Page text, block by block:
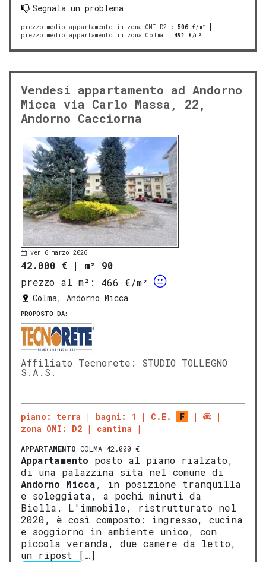
Segnala un problema
prezzo medio appartamento in zona OMI D2 : 506 €/m²
prezzo medio appartamento in zona Colma : 491 €/m²
Vendesi appartamento ad Andorno
Micca via Carlo Massa, 22,
Andorno Cacciorna
ven 6 marzo 2026
42.000 € | m² 90
prezzo al m²:
466 €/m²
Colma, Andorno Micca
PROPOSTO DA:
Affiliato Tecnorete: STUDIO TOLLEGNO
S.A.S.
piano: terra bagni: 1 C.E.
F
zona OMI: D2
cantina
APPARTAMENTO COLMA 42.000 €
Appartamento posto al piano rialzato,
di una palazzina sita nel comune di
Andorno Micca, in posizione tranquilla
e soleggiata, a pochi minuti da
Biella. L'immobile, ristrutturato nel
2020, è così composto: ingresso, cucina
e soggiorno in ambiente unico, con
piccola veranda, due camere da letto,
un ripost […]